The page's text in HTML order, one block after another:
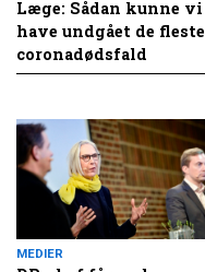
Læge: Sådan kunne vi
have undgået de fleste
coronadødsfald
MEDIER